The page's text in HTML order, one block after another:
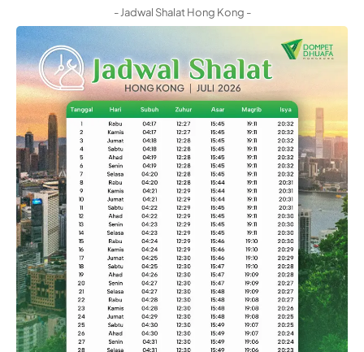
- Jadwal Shalat Hong Kong -